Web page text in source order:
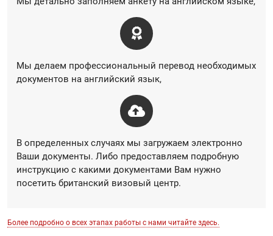
Мы делаем профессиональный перевод необходимых
документов на английский язык,
В определенных случаях мы загружаем электронно
Ваши документы. Либо предоставляем подробную
инструкцию с какими документами Вам нужно
посетить британский визовый центр.
Более подробно о всех этапах работы с нами читайте здесь.